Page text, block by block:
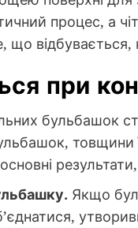
процес, а
що
при
бульбашок
товщини
Якщо